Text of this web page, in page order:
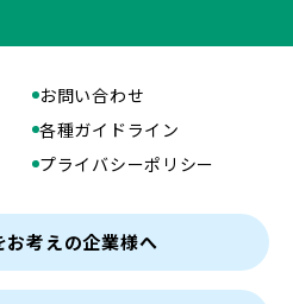
お問い合わせ
各種ガイドライン
プライバシーポリシー
お考えの企業様へ